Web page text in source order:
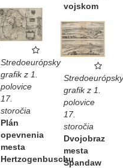
vojskom
Stredoeurópsky
grafik z 1.
polovice
17.
storočia
Plán
opevnenia
mesta
Hertzogenbuschu
Stredoeurópsky
grafik z 1.
polovice
17.
storočia
Dvojobraz
mesta
Spandaw